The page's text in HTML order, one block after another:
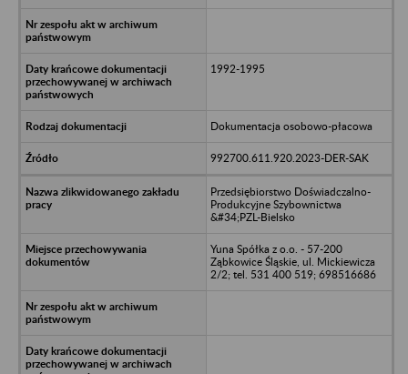
1992-1995
Dokumentacja osobowo-płacowa
992700.611.920.2023-DER-SAK
Przedsiębiorstwo Doświadczalno-
Produkcyjne Szybownictwa
&#34;PZL-Bielsko
Yuna Spółka z o.o. - 57-200
Ząbkowice Śląskie, ul. Mickiewicza
2/2; tel. 531 400 519; 698516686